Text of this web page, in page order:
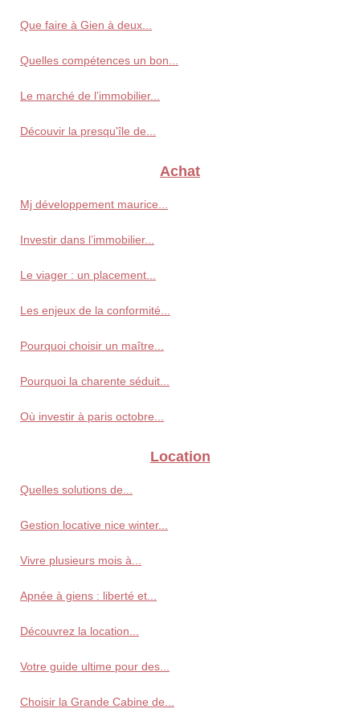
Que faire à Gien à deux...
Quelles compétences un bon...
Le marché de l’immobilier...
Découvir la presqu'île de...
Achat
Mj développement maurice...
Investir dans l’immobilier...
Le viager : un placement...
Les enjeux de la conformité...
Pourquoi choisir un maître...
Pourquoi la charente séduit...
Où investir à paris octobre...
Location
Quelles solutions de...
Gestion locative nice winter...
Vivre plusieurs mois à...
Apnée à giens : liberté et...
Découvrez la location...
Votre guide ultime pour des...
Choisir la Grande Cabine de...